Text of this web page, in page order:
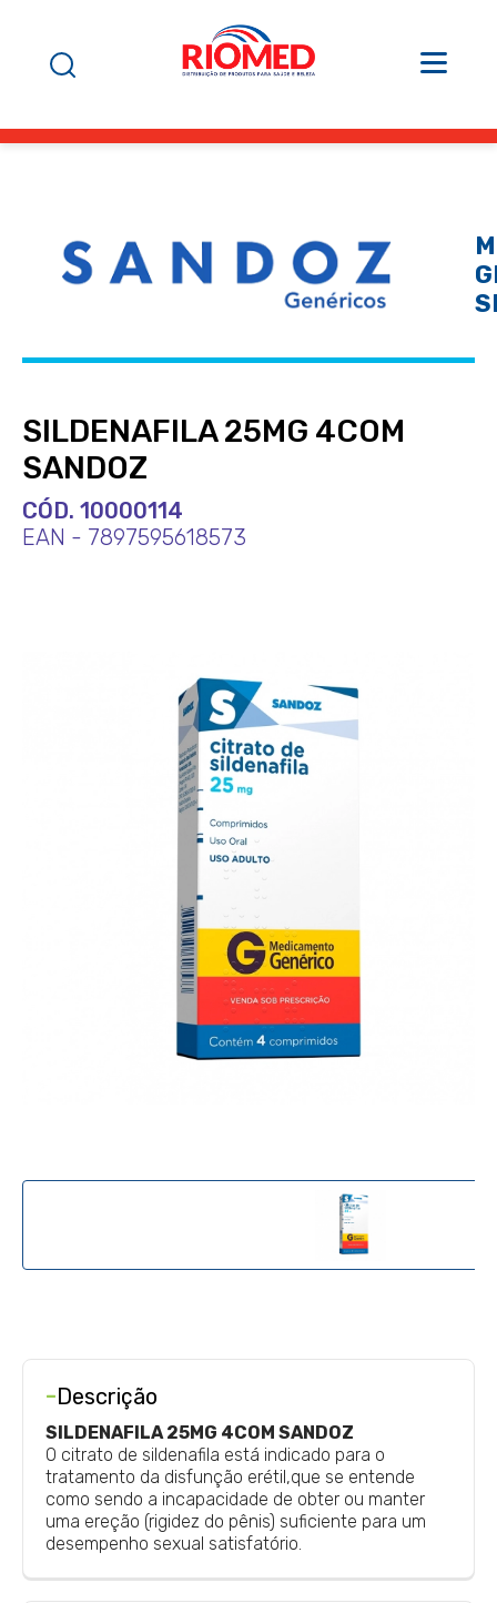
SILDENAFILA 25MG 4COM
SANDOZ
CÓD. 10000114
EAN - 7897595618573
-Descrição
SILDENAFILA 25MG 4COM SANDOZ
O citrato de sildenafila está indicado para o
tratamento da disfunção erétil,que se entende
como sendo a incapacidade de obter ou manter
uma ereção (rigidez do pênis) suficiente para um
desempenho sexual satisfatório.